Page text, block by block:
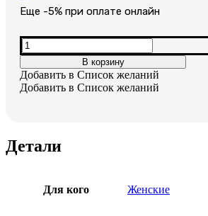
составляла
3,700₽.
1,850₽.
Еще -5% при оплате онлайн
Количество
товара
Женский
позолоченный
браслет
В корзину
Добавить в Список желаний
Добавить в Список желаний
Детали
Для кого Женские